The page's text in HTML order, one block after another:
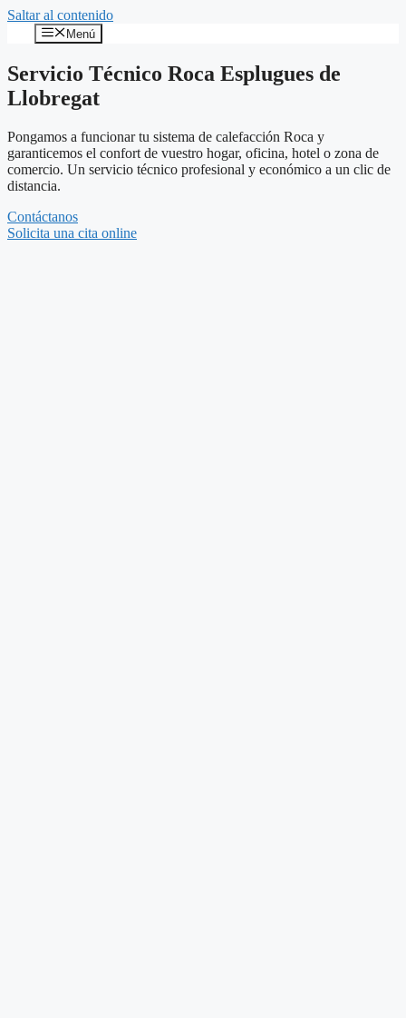
Saltar al contenido
Menú
Servicio Técnico Roca Esplugues de
Llobregat
Pongamos a funcionar tu sistema de calefacción Roca y
garanticemos el confort de vuestro hogar, oficina, hotel o zona de
comercio. Un servicio técnico profesional y económico a un clic de
distancia.
Contáctanos
Solicita una cita online